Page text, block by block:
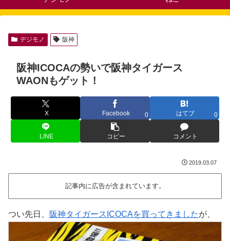
デジモノ 阪神
阪神ICOCAの勢いで阪神タイガース
WAONもゲット！
X Facebook 0 はてブ 0
LINE コピー コメント
2019.03.07
記事内に広告が含まれています。
つい先日、 阪神タイガースICOCAを買ってきましたが、